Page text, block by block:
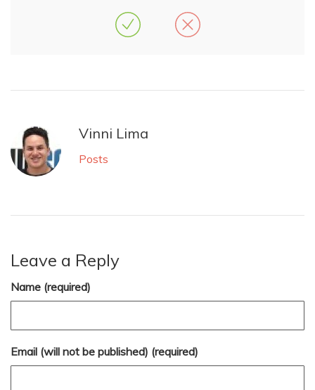
Vinni Lima
Posts
Leave a Reply
Name (required)
Email (will not be published) (required)